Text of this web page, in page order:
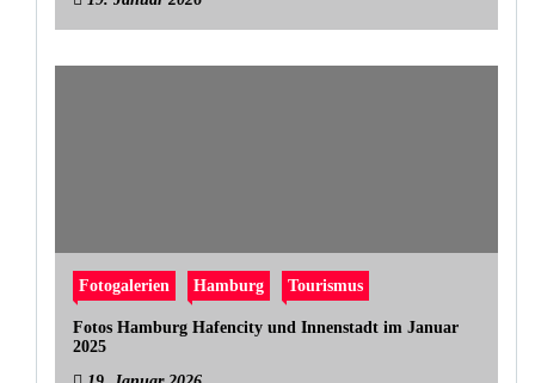
Fotogalerien Hamburg Tourismus
Fotos Hamburg Hafencity und Innenstadt im Januar
2025